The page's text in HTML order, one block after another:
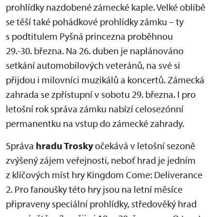
prohlídky nazdobené zámecké kaple. Velké oblibě
se těší také pohádkové prohlídky zámku – ty
s podtitulem Pyšná princezna proběhnou
29.-30. března. Na 26. duben je naplánováno
setkání automobilových veteránů, na své si
přijdou i milovníci muzikálů a koncertů. Zámecká
zahrada se zpřístupní v sobotu 29. března. I pro
letošní rok správa zámku nabízí celosezónní
permanentku na vstup do zámecké zahrady.
Správa hradu Troskyočekává v letošní sezoně
zvýšený zájem veřejnosti, neboť hrad je jedním
z klíčových míst hry Kingdom Come: Deliverance
2. Pro fanoušky této hry jsou na letní měsíce
připraveny speciální prohlídky, středověký hrad